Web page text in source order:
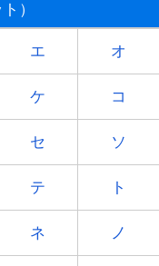
）
エ オ
ケ コ
セ ソ
テ ト
ネ ノ